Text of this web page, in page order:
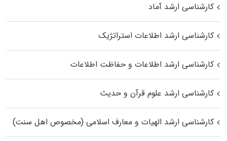
کارشناسی ارشد آماد
کارشناسی ارشد اطلاعات استراتژیک
کارشناسی ارشد اطلاعات و حفاظت اطلاعات
کارشناسی ارشد علوم قرآن و حدیث
کارشناسی ارشد الهیات و معارف اسلامی (مخصوص اهل سنت)